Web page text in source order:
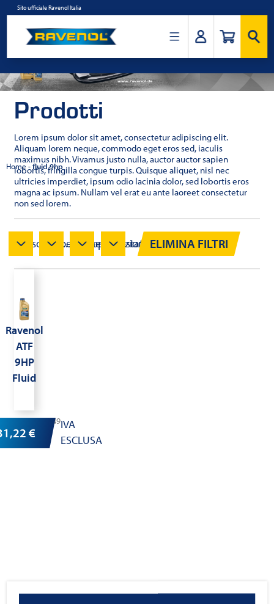
Salta
contenuto
Sito ufficiale Ravenol Italia
Ravenol
Home -fluid 9hp
Prodotti
Lorem ipsum dolor sit amet, consectetur adipiscing elit.
Aliquam lorem neque, commodo eget eros sed, iaculis
maximus nibh. Vivamus justo nulla, auctor auctor sapien
lobortis, fringilla congue turpis. Quisque aliquet, nisl nec
ultricies imperdiet, ipsum odio lacinia dolor, sed lobortis eros
magna ac ipsum. Nullam vel erat eu ante laoreet consectetur
non sed lorem.
Viscosità...Specifiche...Approvazioni...
Testato...ELIMINA FILTRI
Ravenol
ATF
9HP
Fluid
Cod.1211149
€
IVA
ESCLUSA